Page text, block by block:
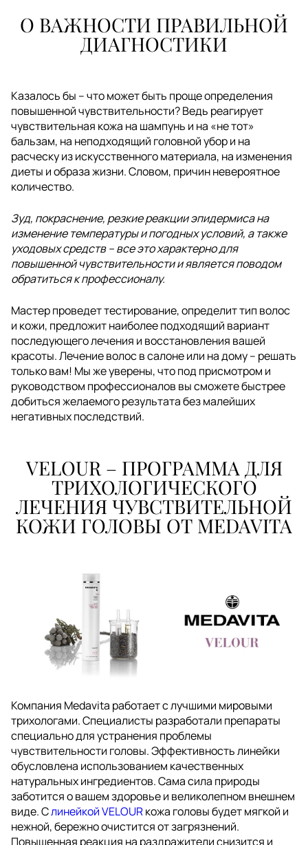
О ВАЖНОСТИ ПРАВИЛЬНОЙ
ДИАГНОСТИКИ
Казалось бы – что может быть проще определения
повышенной чувствительности? Ведь реагирует
чувствительная кожа на шампунь и на «не тот»
бальзам, на неподходящий головной убор и на
расческу из искусственного материала, на изменения
диеты и образа жизни. Словом, причин невероятное
количество.
Зуд, покраснение, резкие реакции эпидермиса на
изменение температуры и погодных условий, а также
уходовых средств – все это характерно для
повышенной чувствительности и является поводом
обратиться к профессионалу.
Мастер проведет тестирование, определит тип волос
и кожи, предложит наиболее подходящий вариант
последующего лечения и восстановления вашей
красоты. Лечение волос в салоне или на дому – решать
только вам! Мы же уверены, что под присмотром и
руководством профессионалов вы сможете быстрее
добиться желаемого результата без малейших
негативных последствий.
VELOUR – ПРОГРАММА ДЛЯ
ТРИХОЛОГИЧЕСКОГО
ЛЕЧЕНИЯ ЧУВСТВИТЕЛЬНОЙ
КОЖИ ГОЛОВЫ ОТ MEDAVITA
Компания Medavita работает с лучшими мировыми
трихологами. Специалисты разработали препараты
специально для устранения проблемы
чувствительности головы. Эффективность линейки
обусловлена использованием качественных
натуральных ингредиентов. Сама сила природы
заботится о вашем здоровье и великолепном внешнем
виде. Слинейкой VELOURкожа головы будет мягкой и
нежной, бережно очистится от загрязнений.
Повышенная реакция на раздражители снизится и